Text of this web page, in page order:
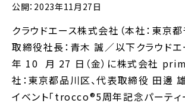
公開：2023年11月27日
クラウドエース株式会社（本社：東京
取締役社長：青木 誠／以下クラウドエ
年 10 月 27 日（金）に株式会社
社：東京都品川区、代表取締役 田邊
イベント「trocco®5周年記念パーティ